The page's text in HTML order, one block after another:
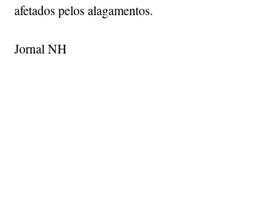
afetados pelos alagamentos.
Jornal NH